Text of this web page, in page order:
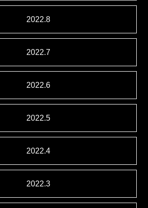
2022.8
2022.7
2022.6
2022.5
2022.4
2022.3